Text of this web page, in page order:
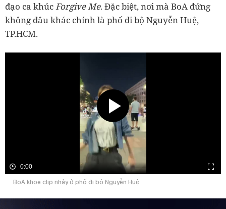
đạo ca khúcForgive Me. Đặc biệt, nơi mà BoA đứng
không đâu khác chính là phố đi bộ Nguyễn Huệ,
TP.HCM.
0:00
BoA khoe clip nhảy ở phố đi bộ Nguyễn Huệ